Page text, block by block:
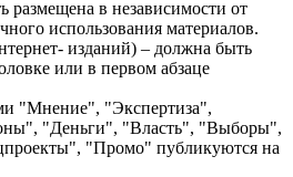
размещена в независимости от
использования материалов.
изданий) – должна быть
или в первом абзаце
"Мнение", "Экспертиза",
"Деньги", "Власть", "Выборы",
"Промо" публикуются на